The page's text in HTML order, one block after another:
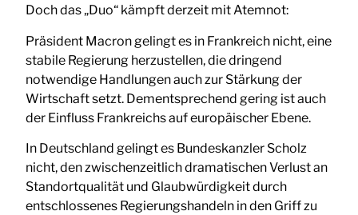
Doch das „Duo“ kämpft derzeit mit Atemnot:
Präsident Macron gelingt es in Frankreich nicht, eine
stabile Regierung herzustellen, die dringend
notwendige Handlungen auch zur Stärkung der
Wirtschaft setzt. Dementsprechend gering ist auch
der Einfluss Frankreichs auf europäischer Ebene.
In Deutschland gelingt es Bundeskanzler Scholz
nicht, den zwischenzeitlich dramatischen Verlust an
Standortqualität und Glaubwürdigkeit durch
entschlossenes Regierungshandeln in den Griff zu